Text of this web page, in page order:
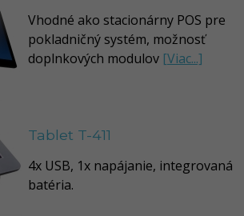
Vhodné ako stacionárny POS pre
pokladničný systém, možnosť
doplnkových modulov [Viac...]
Tablet T-411
4x USB, 1x napájanie, integrovaná
batéria.